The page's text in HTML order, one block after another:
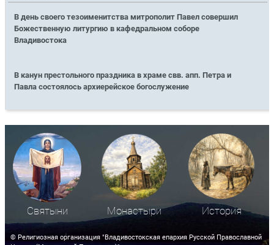
В день своего тезоименитства митрополит Павел совершил
Божественную литургию в кафедральном соборе
Владивостока
В канун престольного праздника в храме свв. апп. Петра и
Павла состоялось архиерейское богослужение
Святыни Монастыри История
© Религиозная организация "Владивостокская епархия Русской Православной